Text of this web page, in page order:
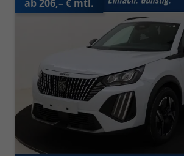
ab 206,– € mtl.